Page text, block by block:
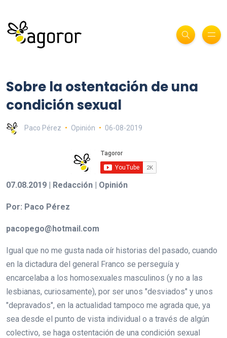
Sobre la ostentación de una
condición sexual
Paco Pérez Opinión 06-08-2019
07.08.2019 | Redacción | Opinión
Por: Paco Pérez
pacopego@hotmail.com
Igual que no me gusta nada oír historias del pasado, cuando
en la dictadura del general Franco se perseguía y
encarcelaba a los homosexuales masculinos (y no a las
lesbianas, curiosamente), por ser unos "desviados" y unos
"depravados", en la actualidad tampoco me agrada que, ya
sea desde el punto de vista individual o a través de algún
colectivo, se haga ostentación de una condición sexual